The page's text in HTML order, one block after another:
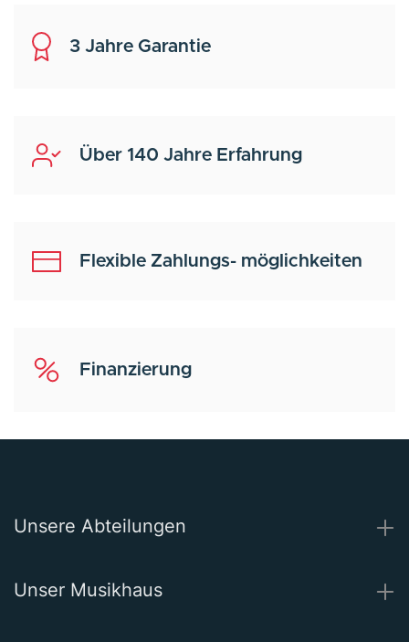
3 Jahre Garantie
Über 140 Jahre Erfahrung
Flexible Zahlungs- möglichkeiten
Finanzierung
Unsere Abteilungen
Unser Musikhaus